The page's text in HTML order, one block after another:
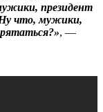
президент
что, мужики,
, —